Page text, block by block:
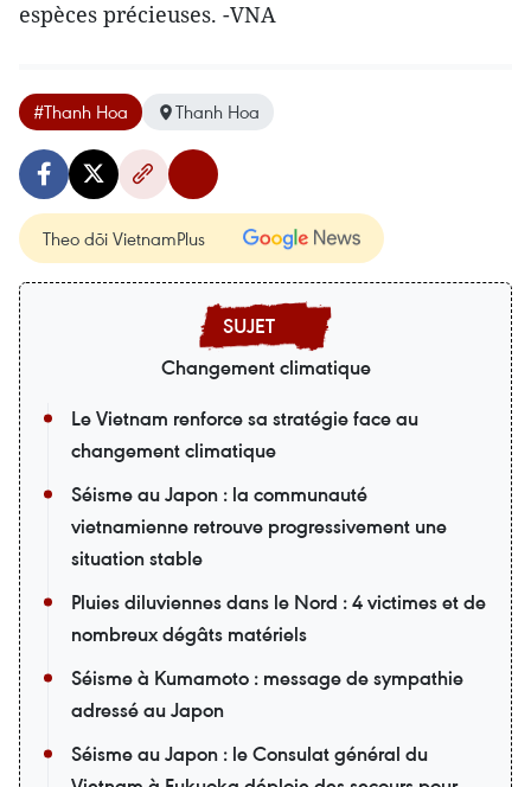
espèces précieuses. -VNA
#Thanh Hoa Thanh Hoa
Theo dõi VietnamPlus
Changement climatique
Le Vietnam renforce sa stratégie face au
changement climatique
Séisme au Japon : la communauté
vietnamienne retrouve progressivement une
situation stable
Pluies diluviennes dans le Nord : 4 victimes et de
nombreux dégâts matériels
Séisme à Kumamoto : message de sympathie
adressé au Japon
Séisme au Japon : le Consulat général du